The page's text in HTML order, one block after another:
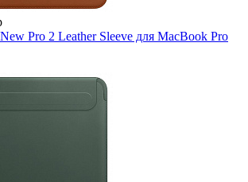
Pro 2 Leather Sleeve для MacBook Pro